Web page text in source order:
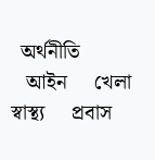
অর্থনীতি
আইন
খেলা
স্বাস্থ্য
প্রবাস